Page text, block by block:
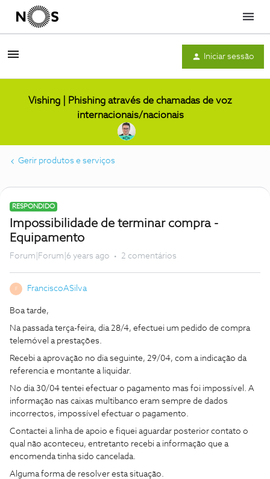
Menu
Iniciar sessão
Vishing | Phishing através de chamadas de voz
internacionais/nacionais
Gerir produtos e serviços
RESPONDIDO
Impossibilidade de terminar compra -
Equipamento
Forum|Forum|6 years ago 2 comentários
F FranciscoASilva
Boa tarde,
Na passada terça-feira, dia 28/4, efectuei um pedido de compra
telemóvel a prestações.
Recebi a aprovação no dia seguinte, 29/04, com a indicação da
referencia e montante a liquidar.
No dia 30/04 tentei efectuar o pagamento mas foi impossível. A
informação nas caixas multibanco eram sempre de dados
incorrectos, impossível efectuar o pagamento.
Contactei a linha de apoio e fiquei aguardar posterior contato o
qual não aconteceu, entretanto recebi a informação que a
encomenda tinha sido cancelada.
Alguma forma de resolver esta situação.